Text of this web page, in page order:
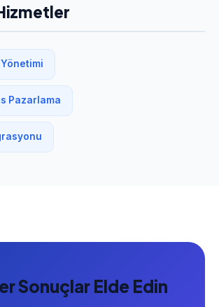
Pazarlama
Sonuçlar Elde Edin